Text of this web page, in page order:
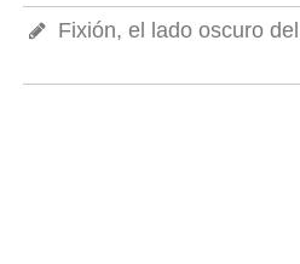
Fixión, el lado oscuro